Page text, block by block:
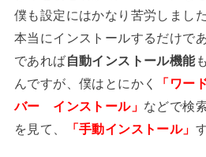
僕も設定にはかなり苦労しました
本当にインストールするだけで
であれば自動インストール機能
んですが、僕はとにかく
「ワー
バー インストール」 などで検
を見て、
「手動インストール」